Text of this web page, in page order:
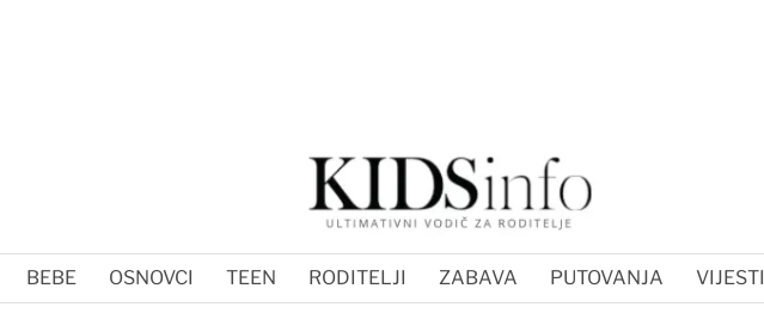
BEBE OSNOVCI TEEN RODITELJI ZABAVA PUTOVANJA VIJESTI